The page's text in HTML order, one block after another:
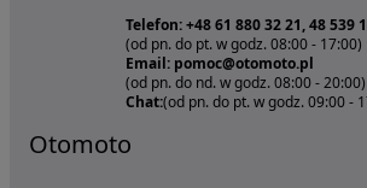
Telefon: +48 61 880 32 21, 48 539
(od pn. do pt. w godz. 08:00 - 17:00)
Email: pomoc@otomoto.pl
(od pn. do nd. w godz. 08:00 - 20:00)
Chat:(od pn. do pt. w godz. 09:00 -
Otomoto